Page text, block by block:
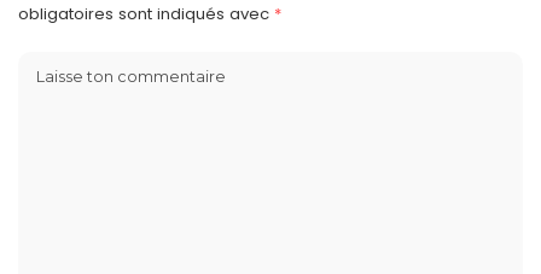
obligatoires sont indiqués avec *